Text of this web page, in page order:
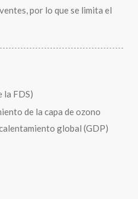
por lo que se limita el
la FDS)
de la capa de ozono
global (GDP)